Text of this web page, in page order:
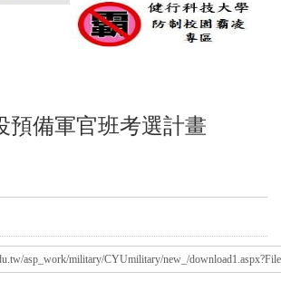
預備軍官班考選計畫
asp_work/military/CYUmilitary/new_/